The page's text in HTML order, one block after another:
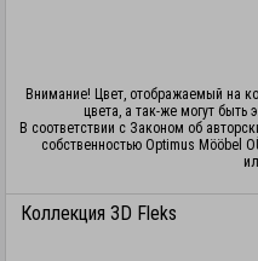
Внимание! Цвет, отображаемый на
цвета, а так-же могут
В соответствии с Законом об
собственностью Optimus Mööbel
Коллекция 3D Fleks